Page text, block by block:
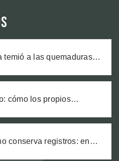
temió a las quemaduras,
cómo los propios
conserva registros: en